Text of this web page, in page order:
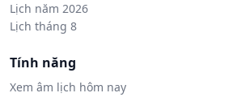
Lịch năm 2026
Lịch tháng 8
Tính năng
Xem âm lịch hôm nay